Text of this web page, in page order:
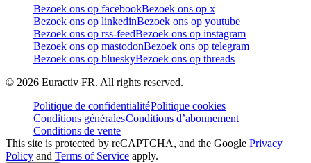
Bezoek ons op facebookBezoek ons op x
Bezoek ons op linkedinBezoek ons op youtube
Bezoek ons op rss-feedBezoek ons op instagram
Bezoek ons op mastodonBezoek ons op telegram
Bezoek ons op blueskyBezoek ons op threads
© 2026 Euractiv FR. All rights reserved.
Politique de confidentialitéPolitique cookies
Conditions généralesConditions d’abonnement
Conditions de vente
This site is protected by reCAPTCHA, and the Google Privacy
Policy and Terms of Service apply.